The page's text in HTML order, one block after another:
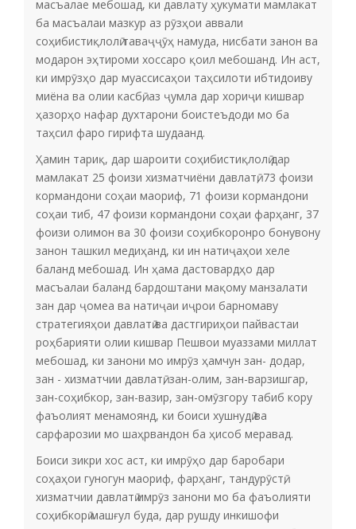
масъалае мебошад, ки давлату ҳукумати мамлакат
ба масъалаи мазкур аз рӯзҳои аввали
соҳибистиқлолӣ таваҷҷӯҳ намуда, нисбати занон ва
модарон эҳтироми хоссаро қоил мебошанд. Ин аст,
ки имрӯзҳо дар муассисаҳои таҳсилоти ибтидоиву
миёна ва олии касбӣ, аз ҷумла дар хориҷи кишвар
ҳазорҳо нафар духтарони боистеъдоди мо ба
таҳсил фаро гирифта шудаанд.
Ҳамин тариқ, дар шароити соҳибистиқлолӣ дар
мамлакат 25 фоизи хизматчиёни давлатӣ, 73 фоизи
кормандони соҳаи маориф, 71 фоизи кормандони
соҳаи тиб, 47 фоизи кормандони соҳаи фарҳанг, 37
фоизи олимон ва 30 фоизи соҳибкоронро бонувону
занон ташкил медиҳанд, ки ин натиҷаҳои хеле
баланд мебошад. Ин ҳама дастовардҳо дар
масъалаи баланд бардоштани мақому манзалати
зан дар ҷомеа ва натиҷаи иҷрои барномаву
стратегияҳои давлатӣ ва дастгириҳои пайвастаи
роҳбарияти олии кишвар Пешвои муаззами миллат
мебошад, ки занони мо имрӯз ҳамчун зан- додар,
зан - хизматчии давлатӣ, зан-олим, зан-варзишгар,
зан-соҳибкор, зан-вазир, зан-омӯзгору табиб кору
фаъолият менамоянд, ки боиси хушнудӣ ва
сарфарозии мо шаҳрвандон ба ҳисоб меравад.
Боиси зикри хос аст, ки имрӯҳо дар баробари
соҳаҳои гуногун маориф, фарҳанг, тандурӯстӣ,
хизматчии давлатӣ имрӯз занони мо ба фаъолияти
соҳибкорӣ машғул буда, дар рушду инкишофи